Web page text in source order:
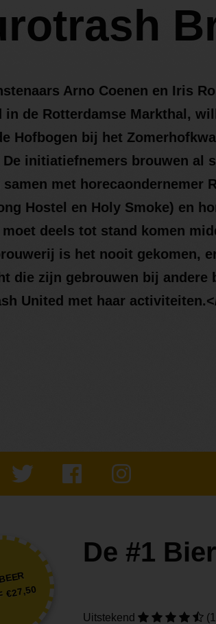
Arno Coenen en Iris
in de Rotterdamse Markthal,
Hofbogen bij het
De initiatiefnemers brouwen al
met horecaondernemer
Hostel en Holy Smoke) en
deels tot stand komen
is het nooit gekomen,
die zijn gebrouwen bij andere
United met haar
€27,50
De #1
Uitstekend